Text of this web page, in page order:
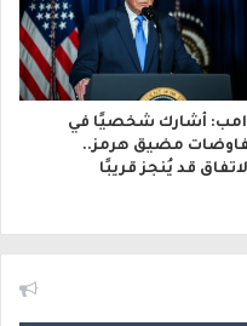
أشارك شخصيًا في
مضيق هرمز..
قد يُنجز قريبًا